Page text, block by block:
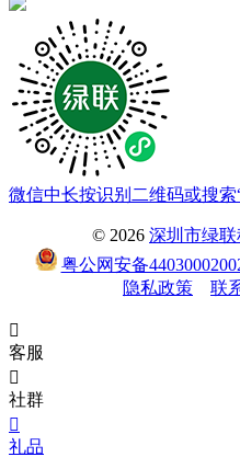
微信中长按识别二维码或搜
© 2026 深圳市绿联
粤公网安备
隐私政策
联

客服

社群

礼品